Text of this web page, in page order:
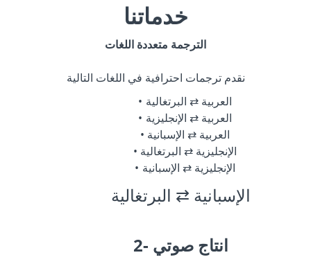
خدماتنا
الترجمة متعددة اللغات
نقدم ترجمات احترافية في اللغات التالية
العربية ⇄ البرتغالية
العربية ⇄ الإنجليزية
العربية ⇄ الإسبانية
الإنجليزية ⇄ البرتغالية
الإنجليزية ⇄ الإسبانية
الإسبانية ⇄ البرتغالية
2- انتاج صوتي